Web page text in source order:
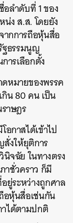
อลำดับที่ 1 ของ
ง ส.ส. โดยยัง
กการถือหุ้นสื่อ
ธรรมนูญ
รเลือกตั้ง
หมายของพรรค
กิน 80 คน เป็น
าษฎร
กาสได้เข้าไป
งให้ยุติการ
จฉัย ในทางตรง
าชั่วคราว ก็มี
ยู่ระหว่างถูกศาล
หุ้นสื่อเช่นกัน
ได้ตามปกติ